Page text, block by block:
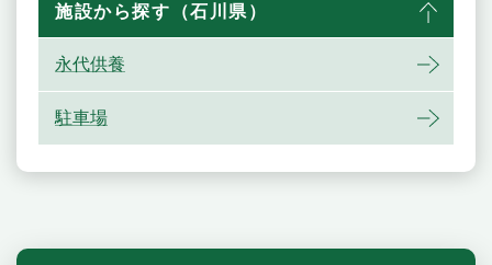
施設から探す（石川県）
永代供養
駐車場